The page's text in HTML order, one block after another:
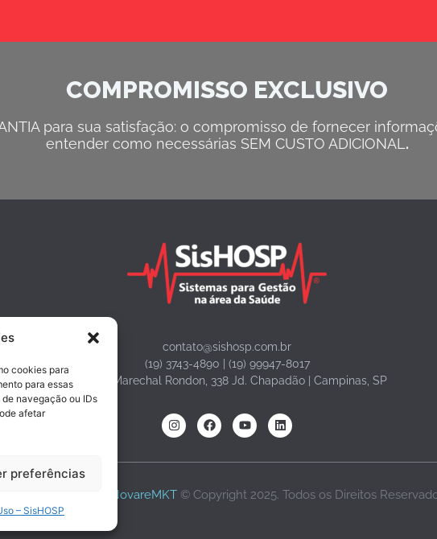
cookies para
para essas
navegação ou IDs
afetar
preferências
– SisHOSP
COMPROMISSO EXCLUSIVO
para sua satisfação: o compromisso de fornecer
entender como necessárias SEM CUSTO ADICIONAL .
contato@sishosp.com.br
(19) 3743-4890 | (19) 99947-8017
Avenida Marechal Rondon, 338 Jd. Chapadão | Campinas, SP
NovareMKT © Copyright 2025. Todos os Direitos